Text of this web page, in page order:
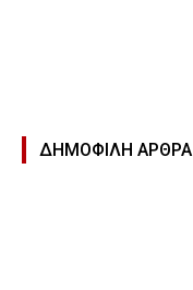
ΔΗΜΟΦΙΛΉ ΑΡΘΡΑ